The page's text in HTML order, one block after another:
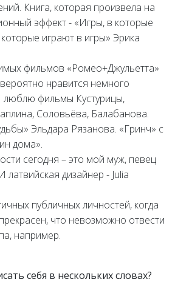
Книга, которая произвела на
эффект - «Игры, в которые
играют в игры» Эрика
фильмов «Ромео+Джульетта»
нравится немного
люблю фильмы Кустурицы,
Соловьёва, Балабанова.
Эльдара Рязанова. «Гринч» с
дома».
сегодня – это мой муж, певец
дизайнер - Julia
публичных личностей, когда
что невозможно отвести
например.
себя в нескольких словах?